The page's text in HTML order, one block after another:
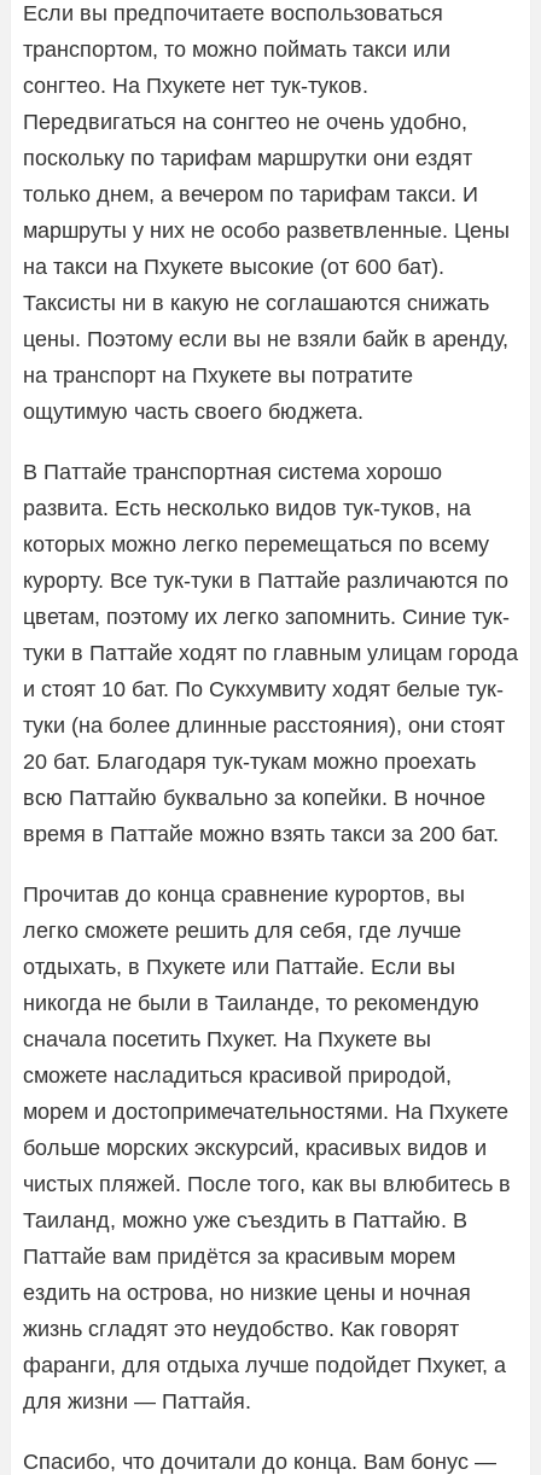
Если вы предпочитаете воспользоваться
транспортом, то можно поймать такси или
сонгтео. На Пхукете нет тук-туков.
Передвигаться на сонгтео не очень удобно,
поскольку по тарифам маршрутки они ездят
только днем, а вечером по тарифам такси. И
маршруты у них не особо разветвленные. Цены
на такси на Пхукете высокие (от 600 бат).
Таксисты ни в какую не соглашаются снижать
цены. Поэтому если вы не взяли байк в аренду,
на транспорт на Пхукете вы потратите
ощутимую часть своего бюджета.
В Паттайе транспортная система хорошо
развита. Есть несколько видов тук-туков, на
которых можно легко перемещаться по всему
курорту. Все тук-туки в Паттайе различаются по
цветам, поэтому их легко запомнить. Синие тук-
туки в Паттайе ходят по главным улицам города
и стоят 10 бат. По Сукхумвиту ходят белые тук-
туки (на более длинные расстояния), они стоят
20 бат. Благодаря тук-тукам можно проехать
всю Паттайю буквально за копейки. В ночное
время в Паттайе можно взять такси за 200 бат.
Прочитав до конца сравнение курортов, вы
легко сможете решить для себя, где лучше
отдыхать, в Пхукете или Паттайе. Если вы
никогда не были в Таиланде, то рекомендую
сначала посетить Пхукет. На Пхукете вы
сможете насладиться красивой природой,
морем и достопримечательностями. На Пхукете
больше морских экскурсий, красивых видов и
чистых пляжей. После того, как вы влюбитесь в
Таиланд, можно уже съездить в Паттайю. В
Паттайе вам придётся за красивым морем
ездить на острова, но низкие цены и ночная
жизнь сгладят это неудобство. Как говорят
фаранги, для отдыха лучше подойдет Пхукет, а
для жизни — Паттайя.
Спасибо, что дочитали до конца. Вам бонус —